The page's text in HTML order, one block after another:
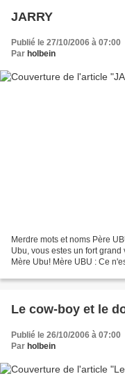
JARRY
Publié le 27/10/2006 à 07:00
Par holbein
Merdre mots et noms Père
Ubu, vous estes un fort
Mère Ubu! Mère UBU : Ce
Le cow-boy et le
Publié le 26/10/2006 à 07:00
Par holbein